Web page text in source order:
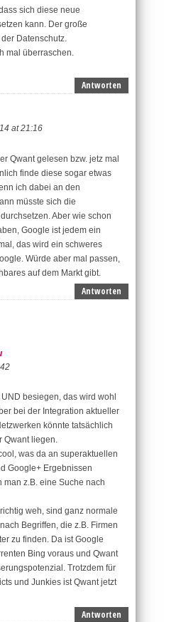
sich diese neue
kann. Der große
Datenschutz.
mal überraschen.
Antworten
at 21:16
Qwant gelesen bzw. jetz mal
finde diese sogar etwas
ich dabei an den
müsste sich die
Aber wie schon
Google ist jedem ein
das wird ein schweres
Würde aber mal passen,
auf dem Markt gibt.
Antworten
besiegen, das wird wohl
bei der Integration aktueller
könnte tatsächlich
Qwant liegen.
was da an superaktuellen
Google+ Ergebnissen
z.B. eine Suche nach
weh, sind ganz normale
Begriffen, die z.B. Firmen
zu finden. Da ist Google
Bing voraus und Qwant
Trotzdem für
und Junkies ist Qwant jetzt
Antworten